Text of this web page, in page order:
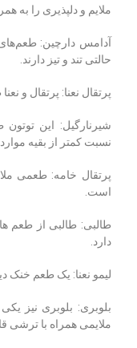
ملایم و دلپذیری را به
آدامس دارچین:
حالتی تند و تیز دارند.
پرتقال نعنا: پرتقال و
شیرنارگیل: این
نسبت کمتر از بقیه
پرتقال خامه: طعمی
است.
طالبی: طالبی از طعم
دارد.
لیمو نعنا: یک طعم خنک
بلوبری: بلوبری نیز
ملایمی همراه با ترشی